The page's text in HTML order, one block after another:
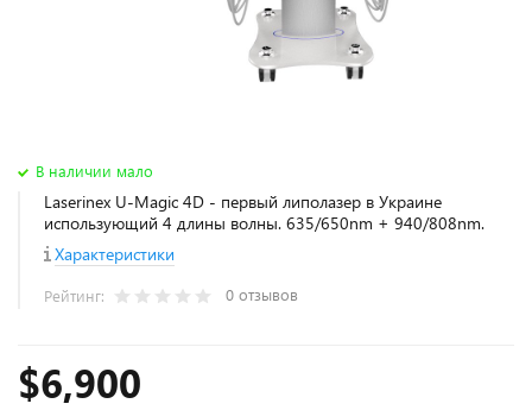
В наличии мало
Laserinex U-Magic 4D - первый липолазер в Украине
использующий 4 длины волны. 635/650nm + 940/808nm.
Характеристики
Рейтинг: 0 отзывов
$6,900